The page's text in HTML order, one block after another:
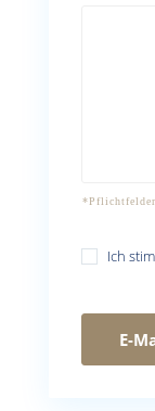
Ich